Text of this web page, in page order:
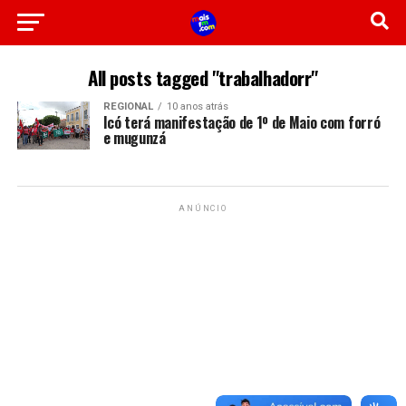
All posts tagged "trabalhadorr"
REGIONAL 10 anos atrás
Icó terá manifestação de 1º de Maio com forró
e mugunzá
ANÚNCIO